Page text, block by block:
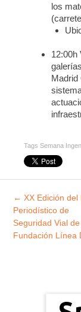
los
12:00h
Madrid
Tags Semana
Explorar
entradas
← XX Edición del
Periodístico de
Seguridad Vial de
Fundación Línea